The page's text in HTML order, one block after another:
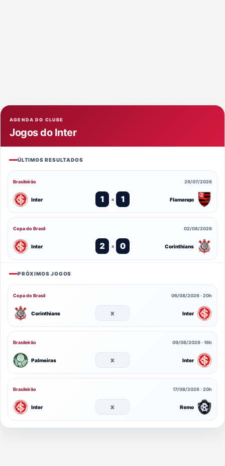
AGENDA DO CLUBE
Jogos do Inter
ÚLTIMOS RESULTADOS
Brasileirão 29/07/2026
Inter 1 x 1 Flamengo
Copa do Brasil 02/08/2026
Inter 2 x 0 Corinthians
PRÓXIMOS JOGOS
Copa do Brasil 06/08/2026 · 20h
Corinthians x Inter
Brasileirão 09/08/2026 · 16h
Palmeiras x Inter
Brasileirão 17/08/2026 · 20h
Inter x Remo